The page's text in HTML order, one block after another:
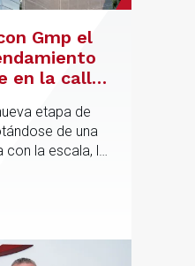
Gmp el
en la calle
etapa de
de una
con la escala, la